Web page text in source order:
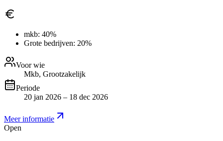
mkb: 40%
Grote bedrijven: 20%
Voor wie
Mkb, Grootzakelijk
Periode
20 jan 2026 – 18 dec 2026
Meer informatie
Open